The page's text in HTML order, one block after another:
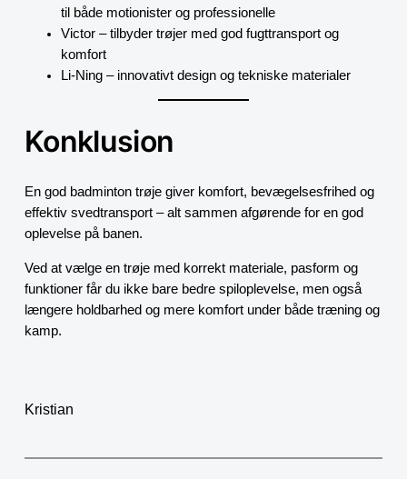
til både motionister og professionelle
Victor – tilbyder trøjer med god fugttransport og
komfort
Li-Ning – innovativt design og tekniske materialer
Konklusion
En god badminton trøje giver komfort, bevægelsesfrihed og
effektiv svedtransport – alt sammen afgørende for en god
oplevelse på banen.
Ved at vælge en trøje med korrekt materiale, pasform og
funktioner får du ikke bare bedre spiloplevelse, men også
længere holdbarhed og mere komfort under både træning og
kamp.
Kristian